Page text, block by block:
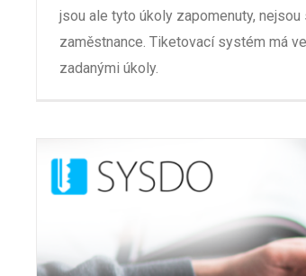
jsou ale tyto úkoly zapomenuty,
zaměstnance. Tiketovací systém má
zadanými úkoly.